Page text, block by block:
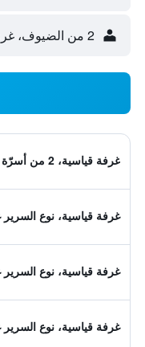
2 من الضيوف، غرفة واحدة
غرفة قياسية، 2 من أسرّة التوأم
غرفة قياسية، نوع
غرفة قياسية، نوع
غرفة قياسية، نوع